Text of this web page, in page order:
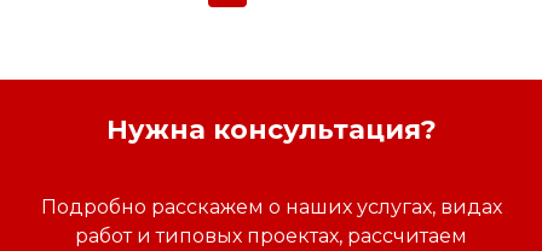
Нужна консультация?
Подробно расскажем о наших услугах, видах
работ и типовых проектах, рассчитаем